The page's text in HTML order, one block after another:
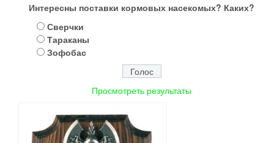
Интересны поставки кормовых насекомых? Каких?
Сверчки
Тараканы
Зофобас
Просмотреть результаты